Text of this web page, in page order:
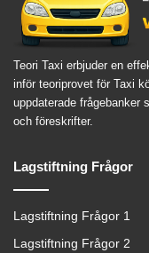
Teori Taxi erbjuder en
inför teoriprovet för Taxi
uppdaterade frågebanker
och föreskrifter.
Lagstiftning Frågor
Lagstiftning Frågor 1
Lagstiftning Frågor 2